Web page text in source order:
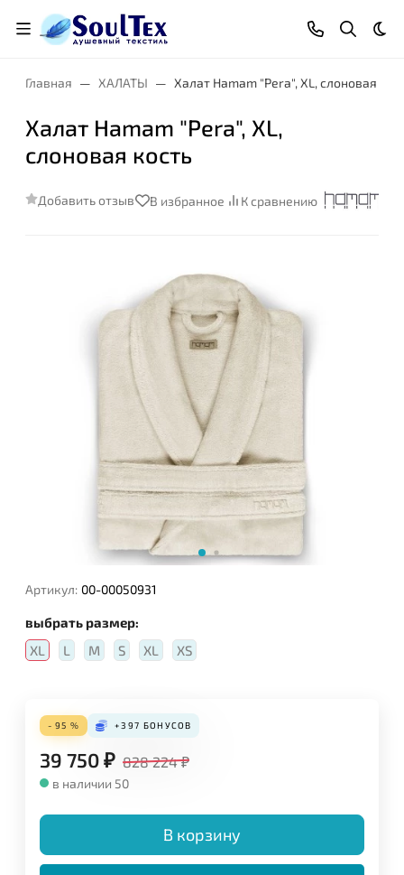
Главная ХАЛАТЫ Халат Hamam "Pera", XL, слоновая
Халат Hamam "Pera", XL,
слоновая кость
Добавить отзыв В избранное К сравнению
Артикул: 00-00050931
выбрать размер:
XL
L M S XL XS
- 95 % +397 БОНУСОВ
39 750₽ 828 224 ₽
в наличии 50
В корзину